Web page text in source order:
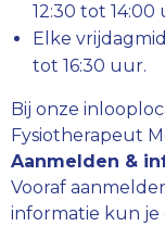
12:30 tot 14:00
Elke
tot 16:30 uur.
Bij onze
Fysiotherapeut
Aanmelden &
Vooraf
informatie kun je